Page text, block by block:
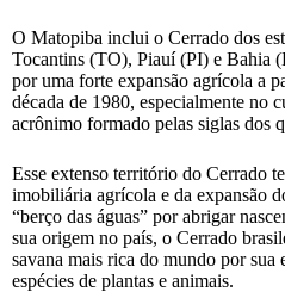
O Matopiba inclui o Cerrado dos
Tocantins (TO), Piauí (PI) e Bahia
por uma forte expansão agrícola a
década de 1980, especialmente no
acrônimo formado pelas siglas dos
Esse extenso território do Cerrado
imobiliária agrícola e da expansão
“berço das águas” por abrigar
sua origem no país, o Cerrado
savana mais rica do mundo por sua
espécies de plantas e animais.